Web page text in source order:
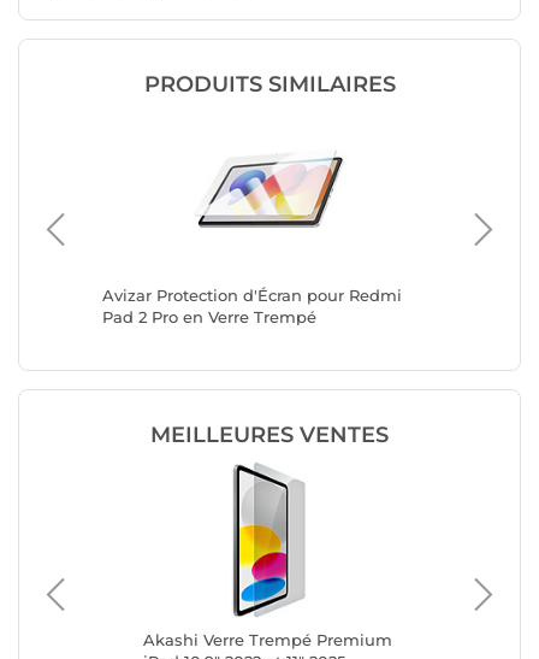
PRODUITS SIMILAIRES
Avizar Protection d'Écran pour Redmi
Pad 2 Pro en Verre Trempé
MEILLEURES VENTES
Akashi Verre Trempé Premium